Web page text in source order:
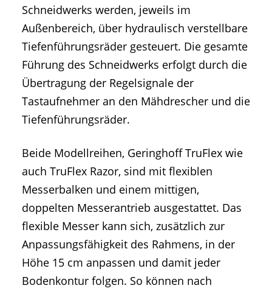
Schneidwerks werden, jeweils im
Außenbereich, über hydraulisch verstellbare
Tiefenführungsräder gesteuert. Die gesamte
Führung des Schneidwerks erfolgt durch die
Übertragung der Regelsignale der
Tastaufnehmer an den Mähdrescher und die
Tiefenführungsräder.
Beide Modellreihen, Geringhoff TruFlex wie
auch TruFlex Razor, sind mit flexiblen
Messerbalken und einem mittigen,
doppelten Messerantrieb ausgestattet. Das
flexible Messer kann sich, zusätzlich zur
Anpassungsfähigkeit des Rahmens, in der
Höhe 15 cm anpassen und damit jeder
Bodenkontur folgen. So können nach